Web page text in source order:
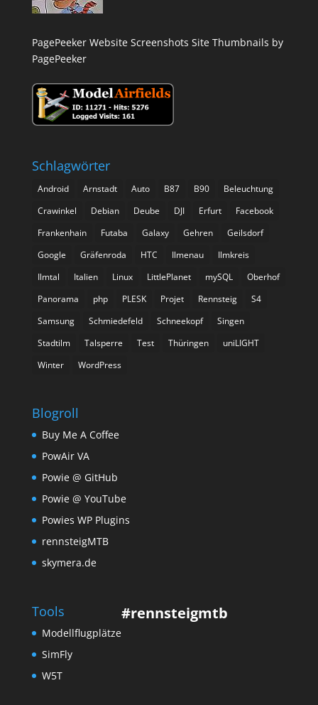
PagePeeker Website Screenshots Site Thumbnails by
PagePeeker
Schlagwörter
Android Arnstadt Auto B87 B90
Beleuchtung
Crawinkel
Debian Deube DJI Erfurt
Facebook
Frankenhain
Futaba Galaxy Gehren
Geilsdorf
Google
Gräfenroda HTC Ilmenau
Ilmkreis
Ilmtal
Italien Linux LittlePlanet mySQL
Oberhof
Panorama
php PLESK Projet Rennsteig
S4
Samsung
Schmiedefeld Schneekopf
Singen
Stadtilm
Talsperre Test Thüringen
uniLIGHT
Winter
WordPress
Blogroll
Buy Me A Coffee
PowAir VA
Powie @ GitHub
Powie @ YouTube
Powies WP Plugins
rennsteigMTB
skymera.de
Tools
Modellflugplätze
SimFly
W5T
#rennsteigmtb